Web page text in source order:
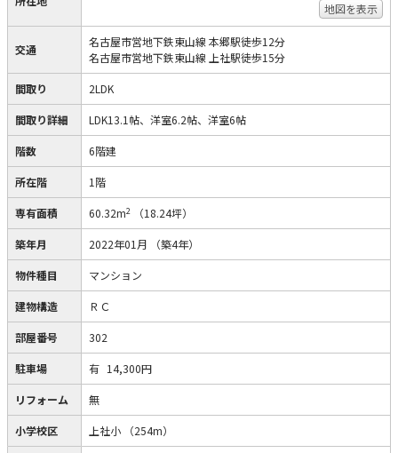
地図を表示
交通
名古屋市営地下鉄東山線 本郷駅徒歩12分
名古屋市営地下鉄東山線 上社駅徒歩15分
間取り 2LDK
間取り詳細 LDK13.1帖、洋室6.2帖、洋室6帖
階数 6階建
所在階 1階
専有面積 60.32m2 （18.24坪）
築年月 2022年01月 （築4年）
物件種目 マンション
建物構造 ＲＣ
部屋番号 302
駐車場 有 14,300円
リフォーム 無
小学校区 上社小 （254m）